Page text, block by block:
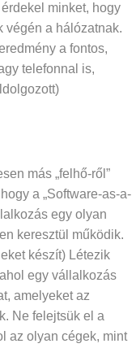
minket, hogy
végén a hálózatnak.
a fontos,
telefonnal is,
más „felhő-ről”
a „Software-as-a-
egy olyan
keresztül működik.
készít) Létezik
egy vállalkozás
amelyeket az
Ne felejtsük el a
az olyan cégek, mint